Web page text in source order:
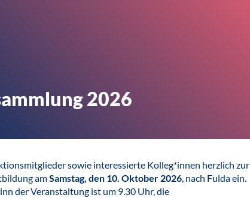
2026
sowie interessierte Kolleg*innen herzlich zur
amSamstag, den 10. Oktober 2026, nach Fulda ein.
der Veranstaltung ist um 9.30 Uhr, die